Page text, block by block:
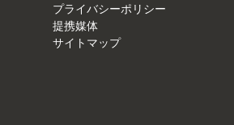
プライバシーポリシー
提携媒体
サイトマップ